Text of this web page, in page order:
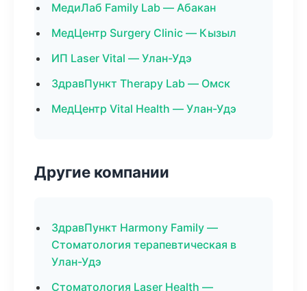
МедиЛаб Family Lab — Абакан
МедЦентр Surgery Clinic — Кызыл
ИП Laser Vital — Улан-Удэ
ЗдравПункт Therapy Lab — Омск
МедЦентр Vital Health — Улан-Удэ
Другие компании
ЗдравПункт Harmony Family —
Стоматология терапевтическая в
Улан-Удэ
Стоматология Laser Health —